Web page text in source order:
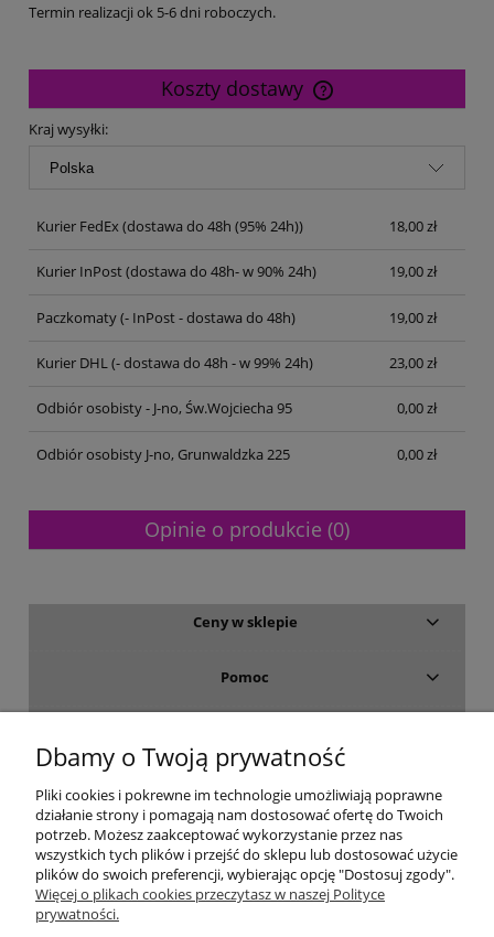
Termin realizacji ok 5-6 dni roboczych.
Koszty dostawy
Cena nie zawiera ewentualnych kosztów płatności
Kraj wysyłki:
Kurier FedEx(dostawa do 48h (95% 24h)) 18,00 zł
Kurier InPost(dostawa do 48h- w 90% 24h) 19,00 zł
Paczkomaty(- InPost - dostawa do 48h) 19,00 zł
Kurier DHL(- dostawa do 48h - w 99% 24h) 23,00 zł
Odbiór osobisty - J-no, Św.Wojciecha 95 0,00 zł
Odbiór osobisty J-no, Grunwaldzka 225 0,00 zł
Opinie o produkcie (0)
Ceny w sklepie
Pomoc
Moje konto
Gwarancja i zwroty
O firmie
Dbamy o Twoją prywatność
Pliki cookies i pokrewne im technologie umożliwiają poprawne
działanie strony i pomagają nam dostosować ofertę do Twoich
potrzeb. Możesz zaakceptować wykorzystanie przez nas
wszystkich tych plików i przejść do sklepu lub dostosować użycie
plików do swoich preferencji, wybierając opcję "Dostosuj zgody".
Więcej o plikach cookies przeczytasz w naszej Polityce
prywatności.